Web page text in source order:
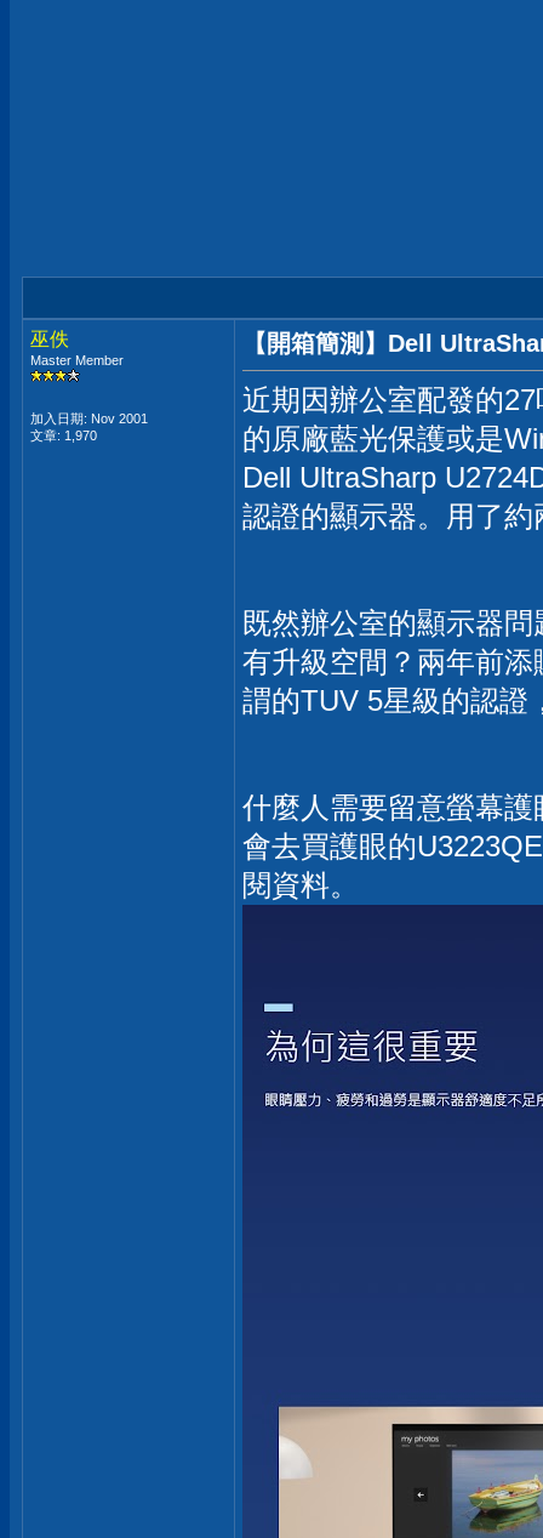
巫佚
Master Member
加入日期: Nov 2001
文章: 1,970
【開箱簡測】Dell
近期因辦公室配發的
的原廠藍光保護或是
Dell UltraSharp
認證的顯示器。用了
既然辦公室的顯示器
有升級空間？兩年前
謂的TUV 5星級的認證
什麼人需要留意螢幕
會去買護眼的
閱資料。